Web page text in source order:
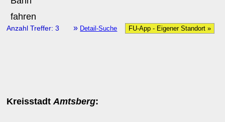
Anzahl Treffer: 3 » Detail-Suche FU-App - Eigener Standort »
KreisstadtAmtsberg: